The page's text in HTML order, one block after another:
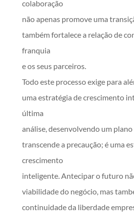
colaboração
não apenas promove uma
também fortalece a relação de
franquia
e os seus parceiros.
Todo este processo exige para
uma estratégia de crescimento
última
análise, desenvolvendo um plano
transcende a precaução; é uma
crescimento
inteligente. Antecipar o futuro
viabilidade do negócio, mas
continuidade da liberdade